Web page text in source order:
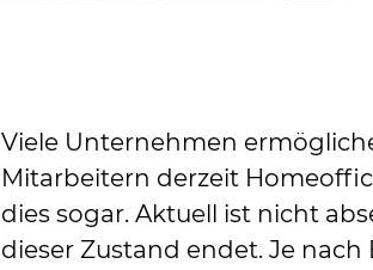
Viele Unternehmen
Mitarbeitern derzeit
dies sogar. Aktuell ist nicht
dieser Zustand endet. Je